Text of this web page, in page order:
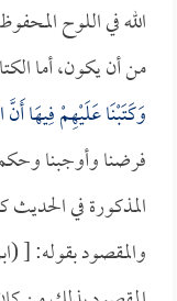
الله في اللوح
من أن يكون، أما
وَكَتَبْنَا عَلَيْهِمْ فِيهَا
فرضنا وأوجبنا
المذكورة في الحديث
والمقصود بقوله: [